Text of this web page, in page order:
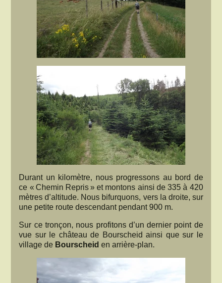
Durant un kilomètre, nous progressons au bord de
ce « Chemin Repris » et montons ainsi de 335 à 420
mètres d’altitude. Nous bifurquons, vers la droite, sur
une petite route descendant pendant 900 m.
Sur ce tronçon, nous profitons d’un dernier point de
vue sur le château de Bourscheid ainsi que sur le
village de Bourscheid en arrière-plan.